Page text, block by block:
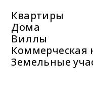
Квартиры
Дома
Виллы
Земельные